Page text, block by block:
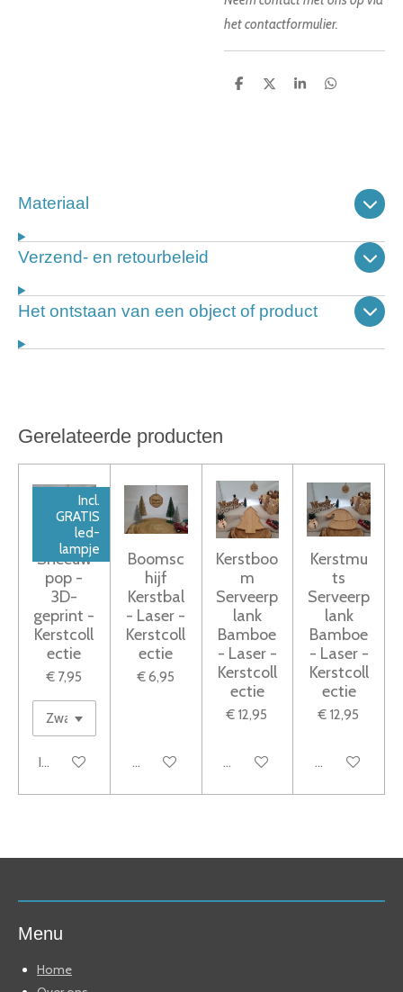
het contactformulier.
D
D
S
D
Materiaal
Verzend- en retourbeleid
Het ontstaan van een object of product
Gerelateerde producten
Incl.
GRATIS
led-
lampje
Sneeuw
pop -
3D-
geprint -
Kerstcoll
ectie
€ 7,95
In winkelwagen
Boomsc
hijf
Kerstbal
- Laser -
Kerstcoll
ectie
€ 6,95
Bekijk details
Kerstboo
m
Serveerp
lank
Bamboe
- Laser -
Kerstcoll
ectie
€ 12,95
Bekijk details
Kerstmu
ts
Serveerp
lank
Bamboe
- Laser -
Kerstcoll
ectie
€ 12,95
Bekijk details
Menu
Home